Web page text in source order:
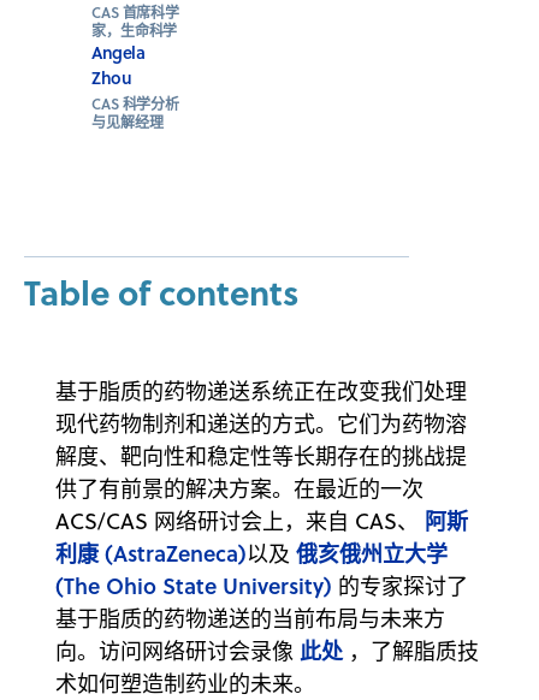
CAS 首席科学
家，生命科学
Angela
Zhou
CAS 科学分析
与见解经理
Table of contents
基于脂质的药物递送系统正在改变我们处理
现代药物制剂和递送的方式。它们为药物溶
解度、靶向性和稳定性等长期存在的挑战提
供了有前景的解决方案。在最近的一次
ACS/CAS 网络研讨会上，来自 CAS、 阿斯
利康 (AstraZeneca)以及 俄亥俄州立大学
(The Ohio State University) 的专家探讨了
基于脂质的药物递送的当前布局与未来方
向。访问网络研讨会录像 此处，了解脂质技
术如何塑造制药业的未来。